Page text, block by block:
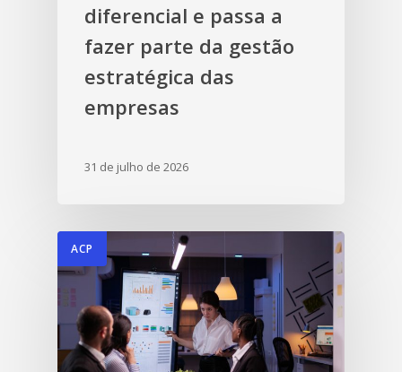
diferencial e passa a
fazer parte da gestão
estratégica das
empresas
31 de julho de 2026
ACP